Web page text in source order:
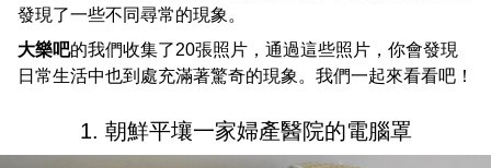
發現了一些不同尋常的現象。
大樂吧的我們收集了20張照片，通過這些照片，你會發現
日常生活中也到處充滿著驚奇的現象。我們一起來看看吧！
1. 朝鮮平壤一家婦產醫院的電腦罩